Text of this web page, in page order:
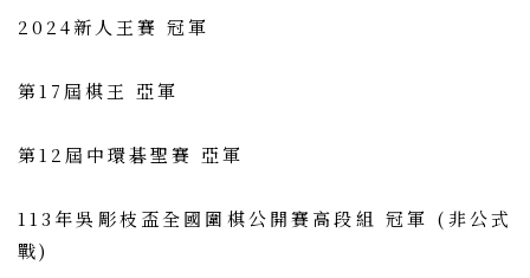
2024新人王賽 冠軍
第17屆棋王 亞軍
第12屆中環碁聖賽 亞軍
113年吳彫枝盃全國圍棋公開賽高段組 冠軍 (非公式
戰)